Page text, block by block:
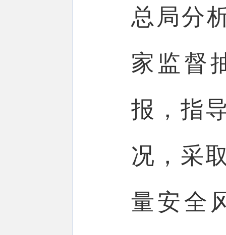
总局分
家监督
报，指
况，采
量安全